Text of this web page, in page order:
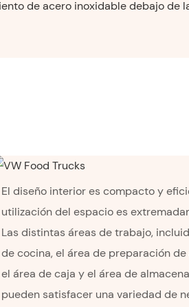
de acero inoxidable debajo de
El diseño interior es compacto y
utilización del espacio es
Las distintas áreas de trabajo,
de cocina, el área de preparación de
el área de caja y el área de
pueden satisfacer una variedad de